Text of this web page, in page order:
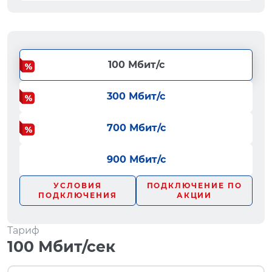
100 Мбит/с
300 Мбит/с
700 Мбит/с
900 Мбит/с
УСЛОВИЯ
ПОДКЛЮЧЕНИЯ
ПОДКЛЮЧЕНИЕ ПО
АКЦИИ
Тариф
100 Мбит/сек